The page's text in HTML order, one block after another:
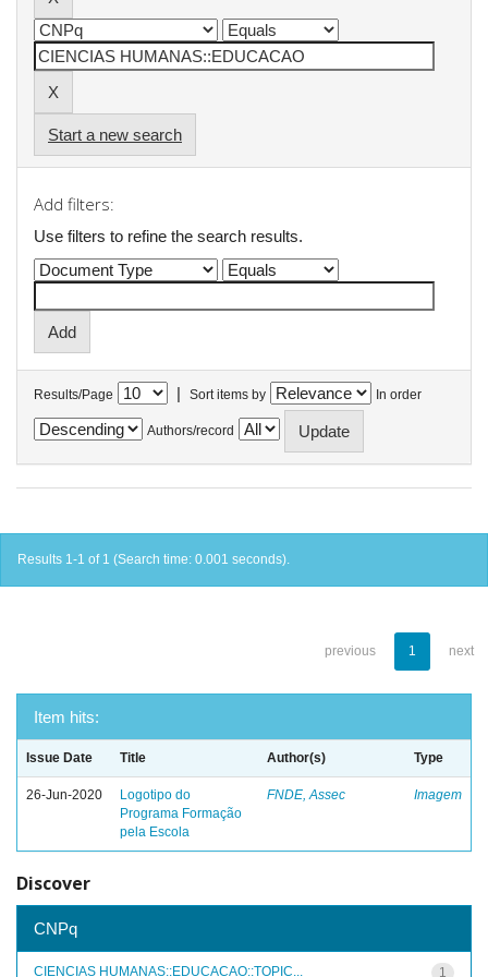
Start a new search
Add filters:
Use filters to refine the search results.
Results/Page | Sort items by In order
Authors/record
Results 1-1 of 1 (Search time: 0.001 seconds).
previous 1 next
Item hits:
Issue Date Title Author(s) Type
26-Jun-2020
Logotipo do
Programa Formação
pela Escola
FNDE, Assec Imagem
Discover
CNPq
1
CIENCIAS HUMANAS::EDUCACAO::TOPIC...